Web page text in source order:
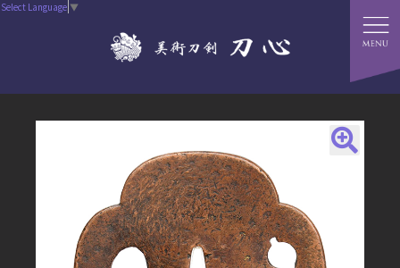
Select Language ▼